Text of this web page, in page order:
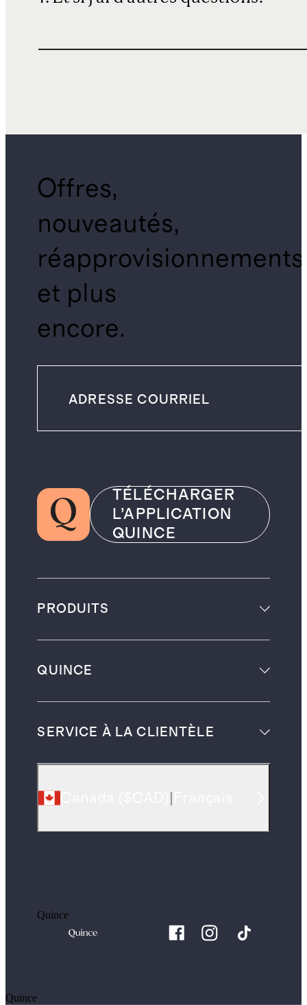
Offres,
nouveautés,
réapprovisionnements
et plus
encore.
TÉLÉCHARGER
L’APPLICATION
QUINCE
PRODUITS
QUINCE
SERVICE À LA CLIENTÈLE
Quince
Quince